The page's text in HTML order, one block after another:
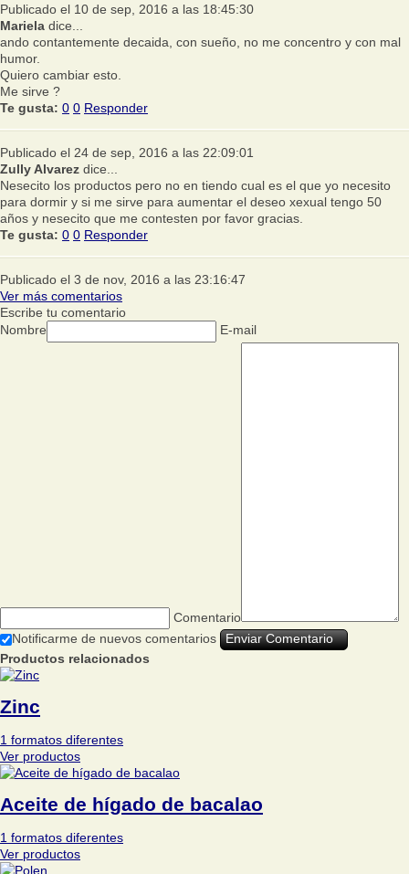
Publicado el 10 de sep, 2016 a las 18:45:30
Mariela dice...
ando contantemente decaida, con sueño, no me concentro y con mal
humor.
Quiero cambiar esto.
Me sirve ?
Te gusta: 0 0 Responder
Publicado el 24 de sep, 2016 a las 22:09:01
Zully Alvarez dice...
Nesecito los productos pero no en tiendo cual es el que yo necesito
para dormir y si me sirve para aumentar el deseo xexual tengo 50
años y nesecito que me contesten por favor gracias.
Te gusta: 0 0 Responder
Publicado el 3 de nov, 2016 a las 23:16:47
Ver más comentarios
Escribe tu comentario
Nombre
E-mail
Comentario
Notificarme de nuevos comentarios
Productos relacionados
Zinc
1 formatos diferentes
Ver productos
Aceite de hígado de bacalao
1 formatos diferentes
Ver productos